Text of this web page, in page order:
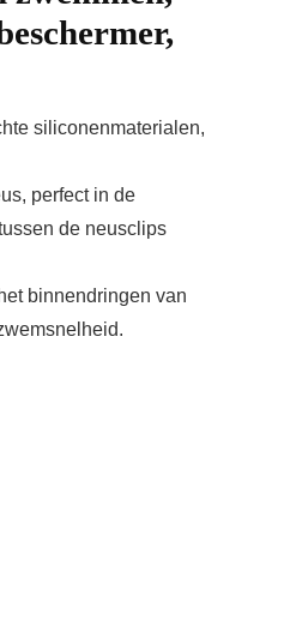
siliconenmaterialen,
perfect in de
de neusclips
binnendringen van